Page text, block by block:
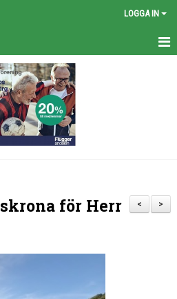
LOGGA IN
>
<
för Herr